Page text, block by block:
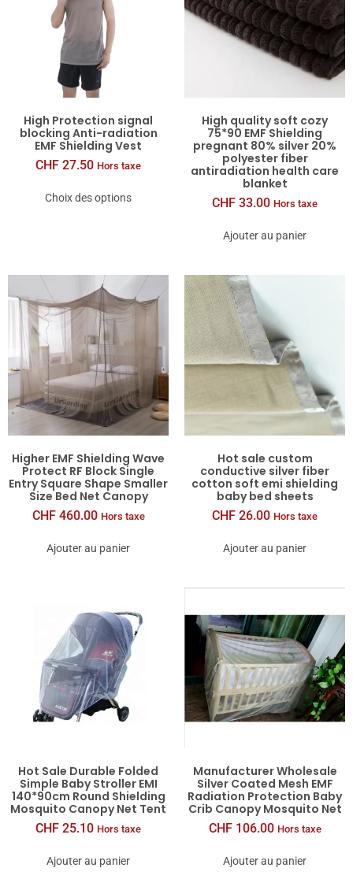
High Protection signal
blocking Anti-radiation
EMF Shielding Vest
CHF 27.50 Hors taxe
Choix des options
High quality soft cozy
75*90 EMF Shielding
pregnant 80% silver 20%
polyester fiber
antiradiation health care
blanket
CHF 33.00 Hors taxe
Ajouter au panier
Higher EMF Shielding Wave
Protect RF Block Single
Entry Square Shape Smaller
Size Bed Net Canopy
CHF460.00 Hors taxe
Ajouter au panier
Hot sale custom
conductive silver fiber
cotton soft emi shielding
baby bed sheets
CHF 26.00 Hors taxe
Ajouter au panier
Hot Sale Durable Folded
Simple Baby Stroller EMI
140*90cm Round Shielding
Mosquito Canopy Net Tent
CHF 25.10 Hors taxe
Ajouter au panier
Manufacturer Wholesale
Silver Coated Mesh EMF
Radiation Protection Baby
Crib Canopy Mosquito Net
CHF106.00 Hors taxe
Ajouter au panier